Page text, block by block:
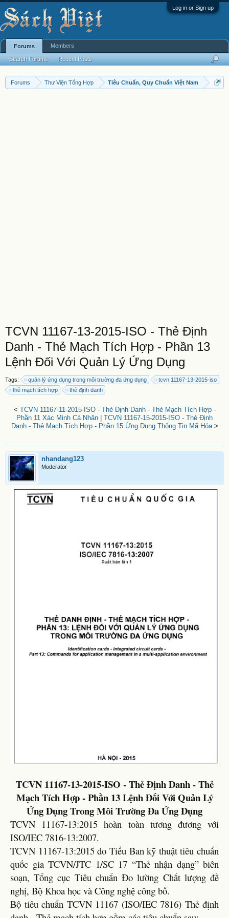
Log in or Sign up
Forums Thư Viện Tổng Hợp Tiêu Chuẩn, Quy Chuẩn Việt Nam
TCVN 11167-13-2015-ISO - Thẻ Định
Danh - Thẻ Mạch Tích Hợp - Phần 13
Lệnh Đối Với Quản Lý Ứng Dụng
Tags: quản lý ứng dụng trong môi trường đa ứng dụng
tcvn 11167-13-2015-iso
thẻ mạch tích hợp
thẻ định danh
< TCVN 11167-11-2015-ISO - Thẻ Định Danh - Thẻ Mạch Tích Hợp -
Phần 11 Xác Minh Cá Nhân
TCVN 11167-15-2015-ISO - Thẻ Định
Danh - Thẻ Mạch Tích Hợp - Phần 15 Ứng Dụng Thông Tin Mã Hóa>
nhandang123
Moderator
TCVN 11167-13-2015-ISO - Thẻ Định Danh - Thẻ
Mạch Tích Hợp - Phần 13 Lệnh Đối Với Quản Lý
Ứng Dụng Trong Môi Trường Đa Ứng Dụng
TCVN 11167-13:2015 hoàn toàn tương đương với
ISO/IEC 7816-13:2007.
TCVN 11167-13:2015 do Tiểu Ban kỹ thuật tiêu chuẩn
quốc gia TCVN/JTC 1/SC 17 “Thẻ nhận dạng” biên
soạn, Tổng cục Tiêu chuẩn Đo lường Chất lượng đề
nghị, Bộ Khoa học và Công nghệ công bố.
Bộ tiêu chuẩn TCVN 11167 (ISO/IEC 7816) Thẻ định
Forums
Search Forums Recent Posts
Members